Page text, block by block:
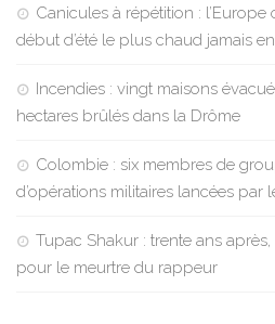
Canicules à répétition :
début d’été le plus chaud jamais
Incendies : vingt maisons
hectares brûlés dans la Drôme
Colombie : six membres de
d’opérations militaires lancées par
Tupac Shakur : trente ans
pour le meurtre du rappeur